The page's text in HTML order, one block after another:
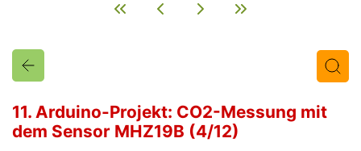
11. Arduino-Projekt: CO2-Messung mit
dem Sensor MHZ19B (4/12)